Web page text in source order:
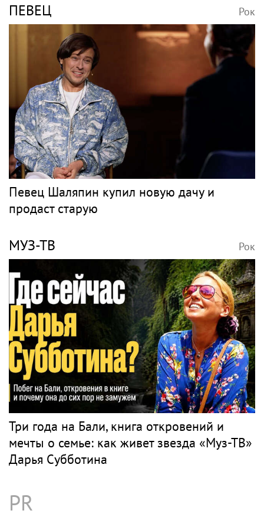
ПЕВЕЦ Рок
Певец Шаляпин купил новую дачу и
продаст старую
МУЗ-ТВ Рок
Три года на Бали, книга откровений и
мечты о семье: как живет звезда «Муз-ТВ»
Дарья Субботина
PR